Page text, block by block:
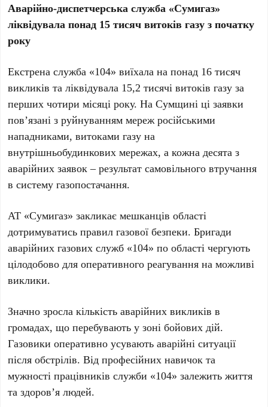
Аварійно-диспетчерська служба «Сумигаз»
ліквідувала понад 15 тисяч витоків газу з початку
року
Екстрена служба «104» виїхала на понад 16 тисяч
викликів та ліквідувала 15,2 тисячі витоків газу за
перших чотири місяці року. На Сумщині ці заявки
пов’язані з руйнуванням мереж російськими
нападниками, витоками газу на
внутрішньобудинкових мережах, а кожна десята з
аварійних заявок – результат самовільного втручання
в систему газопостачання.
АТ «Сумигаз» закликає мешканців області
дотримуватись правил газової безпеки. Бригади
аварійних газових служб «104» по області чергують
цілодобово для оперативного реагування на можливі
виклики.
Значно зросла кількість аварійних викликів в
громадах, що перебувають у зоні бойових дій.
Газовики оперативно усувають аварійні ситуації
після обстрілів. Від професійних навичок та
мужності працівників служби «104» залежить життя
та здоров’я людей.